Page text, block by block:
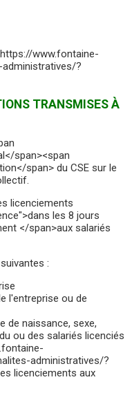
www.fontaine-
?
TRANSMISES À
span><span
span> du CSE sur le
licenciements
les 8 jours
</span>aux salariés
:
l'entreprise ou de
de naissance, sexe,
ou des salariés licenciés
administratives/?
licenciements aux